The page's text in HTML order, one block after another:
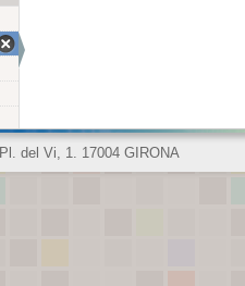
Pl. del Vi, 1. 17004 GIRONA